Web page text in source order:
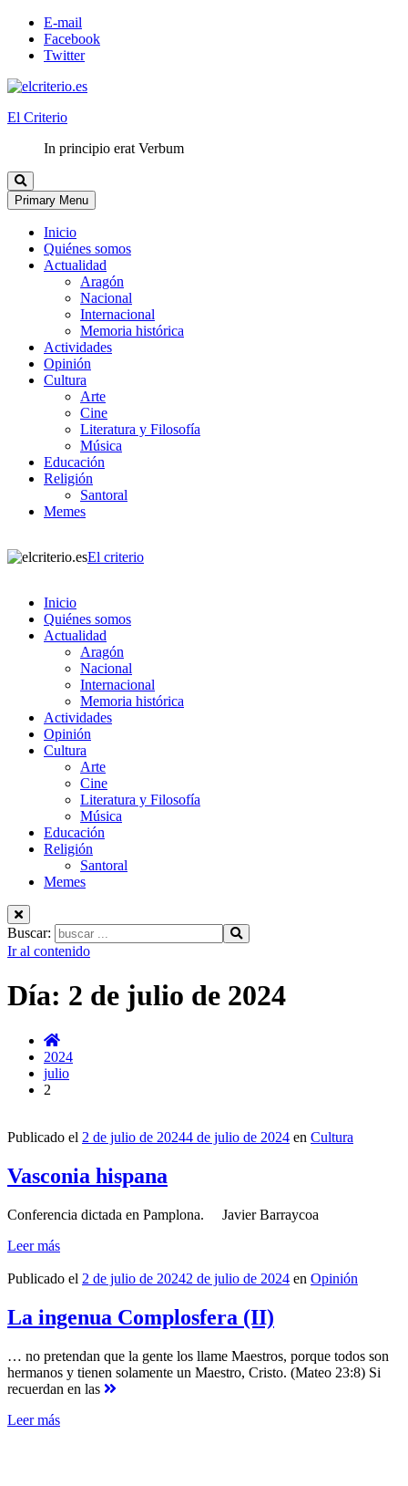
E-mail
Facebook
Twitter
El Criterio
In principio erat Verbum
Primary Menu
Inicio
Quiénes somos
Actualidad
Aragón
Nacional
Internacional
Memoria histórica
Actividades
Opinión
Cultura
Arte
Cine
Literatura y Filosofía
Música
Educación
Religión
Santoral
Memes
El criterio
Inicio
Quiénes somos
Actualidad
Aragón
Nacional
Internacional
Memoria histórica
Actividades
Opinión
Cultura
Arte
Cine
Literatura y Filosofía
Música
Educación
Religión
Santoral
Memes
Buscar:
Ir al contenido
Día: 2 de julio de 2024
2024
julio
2
Publicado el 2 de julio de 20244 de julio de 2024 en Cultura
Vasconia hispana
Conferencia dictada en Pamplona. Javier Barraycoa
Leer más
Publicado el 2 de julio de 20242 de julio de 2024 en Opinión
La ingenua Complosfera (II)
… no pretendan que la gente los llame Maestros, porque todos son
hermanos y tienen solamente un Maestro, Cristo. (Mateo 23:8) Si
recuerdan en las
Leer más